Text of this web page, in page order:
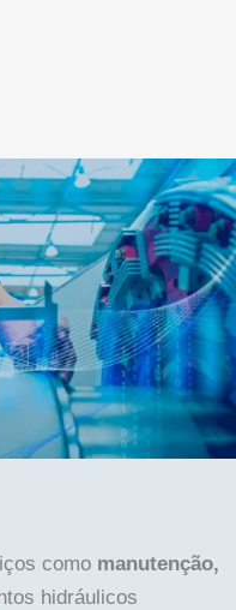
como manutenção,
hidráulicos